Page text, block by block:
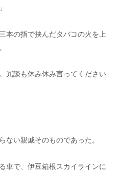
本の指で挟んだタバコの火を上
冗談も休み休み言ってください
い親戚そのものであった。
車で、伊豆箱根スカイラインに